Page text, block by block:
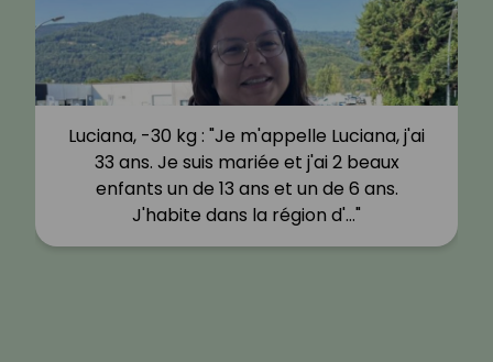
Luciana, -30 kg : "Je m'appelle Luciana, j'ai
33 ans. Je suis mariée et j'ai 2 beaux
enfants un de 13 ans et un de 6 ans.
J'habite dans la région d'…"